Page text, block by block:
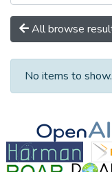
All browse
No items to show.